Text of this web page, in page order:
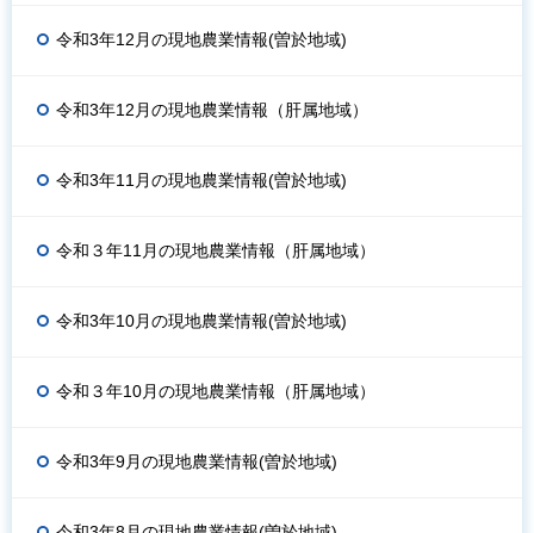
令和3年12月の現地農業情報(曽於地域)
令和3年12月の現地農業情報（肝属地域）
令和3年11月の現地農業情報(曽於地域)
令和３年11月の現地農業情報（肝属地域）
令和3年10月の現地農業情報(曽於地域)
令和３年10月の現地農業情報（肝属地域）
令和3年9月の現地農業情報(曽於地域)